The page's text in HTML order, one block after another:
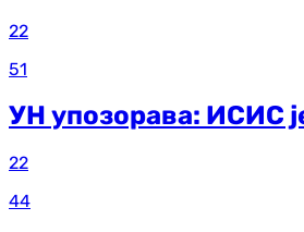
22
51
УН упозорава: ИСИС
22
44